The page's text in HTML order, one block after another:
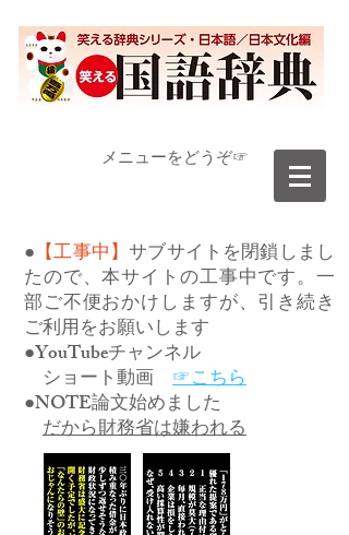
​メニューをどうぞ☞
● 【工事中】サブサイトを閉鎖しまし
たので、本サイトの工事中です。一
部ご不便おかけしますが、引き続き
ご利用をお願いします
●YouTubeチャンネル
ショート動画 ☞こちら
●NOTE論文始めました
だから財務省は嫌われる